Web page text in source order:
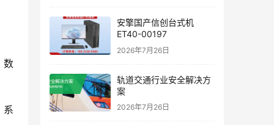
数
系
安擎国产信创台式机
ET40-00197
2026年7月26日
轨道交通行业安全解决方
案
2026年7月26日